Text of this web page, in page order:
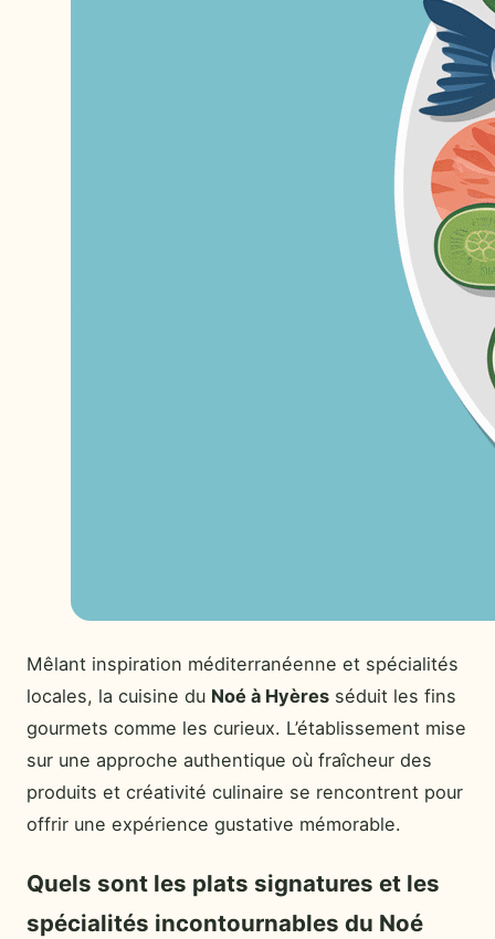
Mêlant inspiration méditerranéenne et spécialités
locales, la cuisine du Noé à Hyères séduit les fins
gourmets comme les curieux. L’établissement mise
sur une approche authentique où fraîcheur des
produits et créativité culinaire se rencontrent pour
offrir une expérience gustative mémorable.
Quels sont les plats signatures et les
spécialités incontournables du Noé